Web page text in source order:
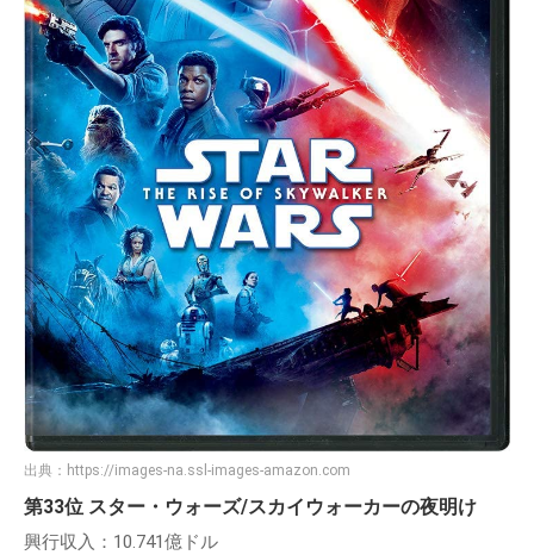
出典： https://images-na.ssl-images-amazon.com
第33位 スター・ウォーズ/スカイウォーカーの夜明け
興行収入：10.741億ドル